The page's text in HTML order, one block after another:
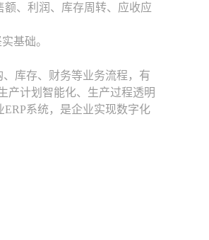
、利润、库存周转、应收应
基础。
库存、财务等业务流程，有
产计划智能化、生产过程透明
系统，是企业实现数字化